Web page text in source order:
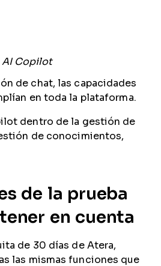
AI Copilot
de chat, las capacidades
en toda la plataforma.
dentro de la gestión de
de conocimientos,
de la prueba
en cuenta
de 30 días de Atera,
las mismas funciones que